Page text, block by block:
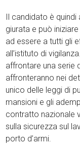
Il candidato è
giurata e può
ad essere a tutti gli
all’istituto di vigilanza.
affrontare una serie
affronteranno nei
unico delle leggi di
mansioni e gli
contratto nazionale
sulla sicurezza sul
porto d’armi.